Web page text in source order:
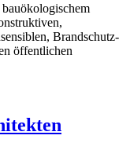
Brandschutz-
öffentlichen